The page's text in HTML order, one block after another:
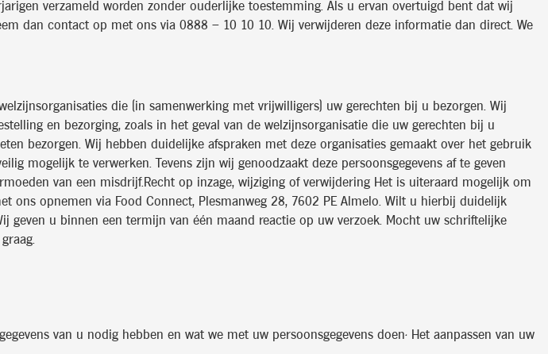
verzameld worden zonder ouderlijke toestemming. Als u ervan overtuigd bent dat wij
dan contact op met ons via 0888 – 10 10 10. Wij verwijderen deze informatie dan direct. We
die (in samenwerking met vrijwilligers) uw gerechten bij u bezorgen. Wij
en bezorging, zoals in het geval van de welzijnsorganisatie die uw gerechten bij u
bezorgen. Wij hebben duidelijke afspraken met deze organisaties gemaakt over het gebruik
mogelijk te verwerken. Tevens zijn wij genoodzaakt deze persoonsgegevens af te geven
van een misdrijf.Recht op inzage, wijziging of verwijdering Het is uiteraard mogelijk om
opnemen via Food Connect, Plesmanweg 28, 7602 PE Almelo. Wilt u hierbij duidelijk
geven u binnen een termijn van één maand reactie op uw verzoek. Mocht uw schriftelijke
van u nodig hebben en wat we met uw persoonsgegevens doen• Het aanpassen van uw